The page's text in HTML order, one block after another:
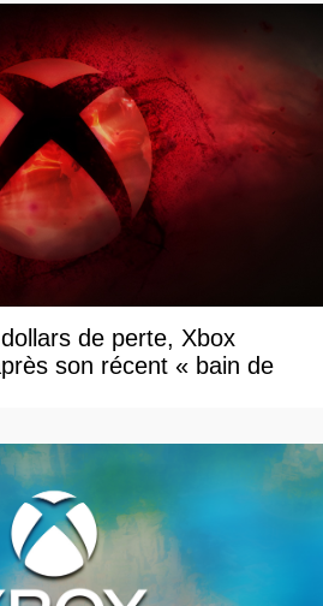
de perte, Xbox
son récent « bain de